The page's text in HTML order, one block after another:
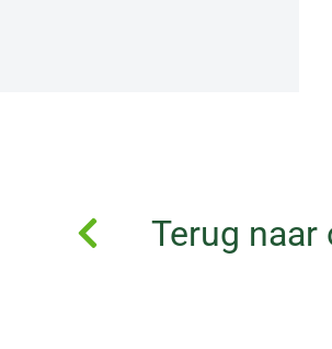
Terug naar